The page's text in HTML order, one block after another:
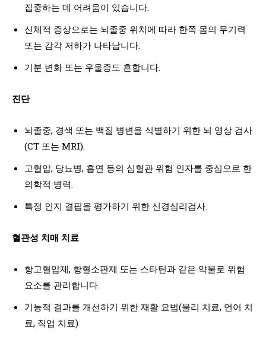
집중하는 데 어려움이 있습니다.
신체적 증상으로는 뇌졸중 위치에 따라 한쪽 몸의 무기력
또는 감각 저하가 나타납니다.
기분 변화 또는 우울증도 흔합니다.
진단
뇌졸중, 경색 또는 백질 병변을 식별하기 위한 뇌 영상 검사
(CT 또는 MRI).
고혈압, 당뇨병, 흡연 등의 심혈관 위험 인자를 중심으로 한
의학적 병력.
특정 인지 결핍을 평가하기 위한 신경심리검사.
혈관성 치매 치료
항고혈압제, 항혈소판제 또는 스타틴과 같은 약물로 위험
요소를 관리합니다.
기능적 결과를 개선하기 위한 재활 요법(물리 치료, 언어 치
료, 직업 치료).